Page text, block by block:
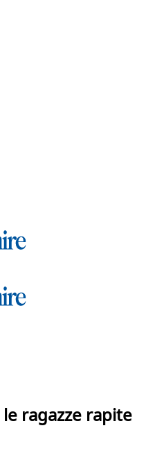
ragazze rapite